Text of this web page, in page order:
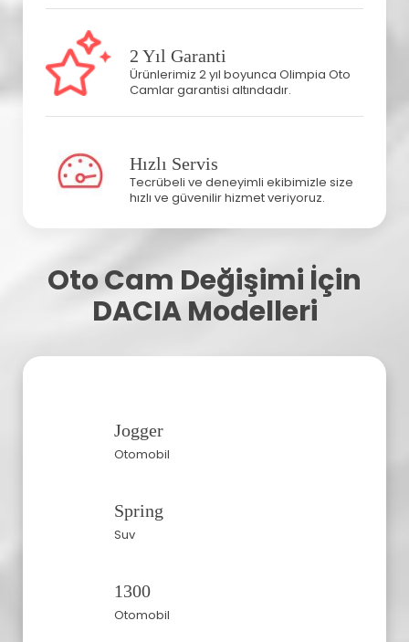
2 Yıl Garanti
Ürünlerimiz 2 yıl boyunca Olimpia Oto
Camlar garantisi altındadır.
Hızlı Servis
Tecrübeli ve deneyimli ekibimizle size
hızlı ve güvenilir hizmet veriyoruz.
Oto Cam Değişimi İçin
DACIA Modelleri
Jogger
Otomobil
Spring
Suv
1300
Otomobil